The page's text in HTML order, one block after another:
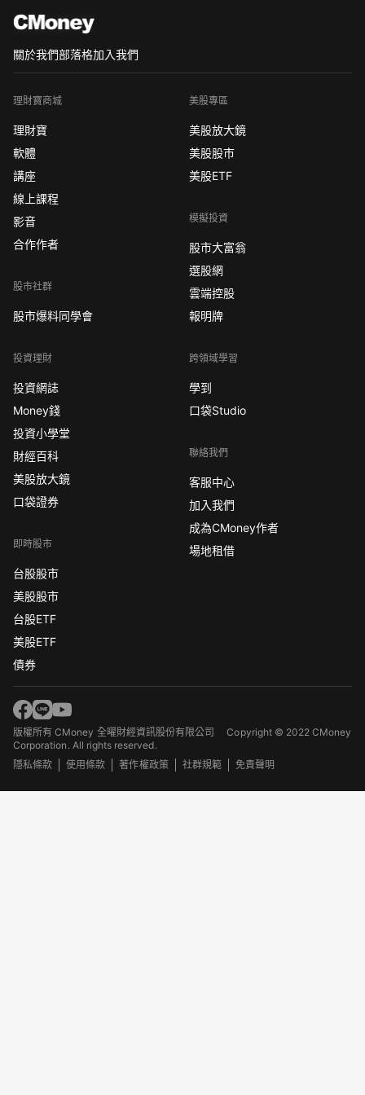
關於我們部落格加入我們
理財寶商城
理財寶
軟體
講座
線上課程
影音
合作作者
股市社群
股市爆料同學會
投資理財
投資網誌
Money錢
投資小學堂
財經百科
美股放大鏡
口袋證券
即時股市
台股股市
美股股市
台股ETF
美股ETF
債券
美股專區
美股放大鏡
美股股市
美股ETF
模擬投資
股市大富翁
選股網
雲端控股
報明牌
跨領域學習
學到
口袋Studio
聯絡我們
客服中心
加入我們
成為CMoney作者
場地租借
版權所有 CMoney 全曜財經資訊股份有限公司Copyright © 2022 CMoney
Corporation. All rights reserved.
隱私條款
使用條款 著作權政策 社群規範 免責聲明